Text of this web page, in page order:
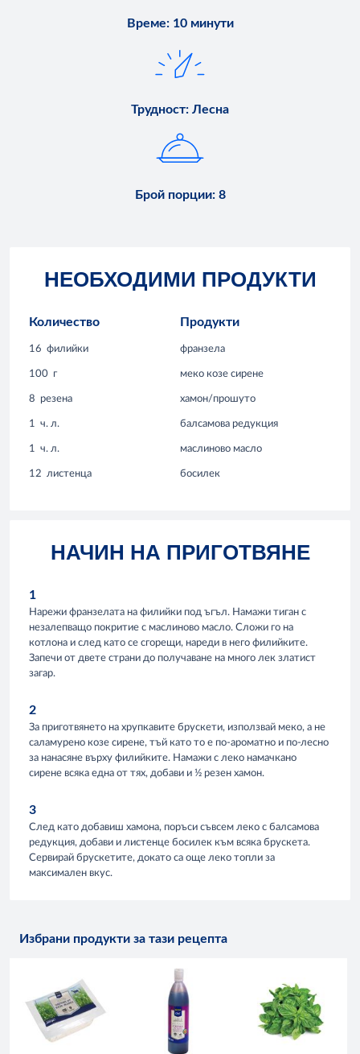
Време: 10 минути
Трудност: Лесна
Брой порции: 8
НЕОБХОДИМИ ПРОДУКТИ
Количество Продукти
16 филийки франзела
100 г меко козе сирене
8 резена хамон/прошуто
1 ч. л. балсамова редукция
1 ч. л. маслиново масло
12 листенца босилек
НАЧИН НА ПРИГОТВЯНЕ
1
Нарежи франзелата на филийки под ъгъл. Намажи тиган с
незалепващо покритие с маслиново масло. Сложи го на
котлона и след като се сгорещи, нареди в него филийките.
Запечи от двете страни до получаване на много лек златист
загар.
2
За приготвянето на хрупкавите брускети, използвай меко, а не
саламурено козе сирене, тъй като то е по-ароматно и по-лесно
за нанасяне върху филийките. Намажи с леко намачкано
сирене всяка една от тях, добави и ½ резен хамон.
3
След като добавиш хамона, поръси съвсем леко с балсамова
редукция, добави и листенце босилек към всяка брускета.
Сервирай брускетите, докато са още леко топли за
максимален вкус.
Избрани продукти за тази рецепта